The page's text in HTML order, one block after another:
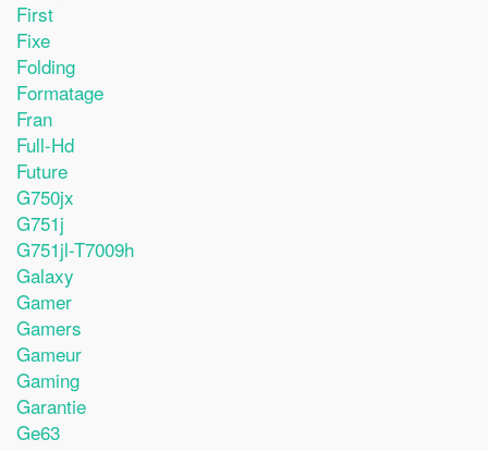
First
Fixe
Folding
Formatage
Fran
Full-Hd
Future
G750jx
G751j
G751jl-T7009h
Galaxy
Gamer
Gamers
Gameur
Gaming
Garantie
Ge63